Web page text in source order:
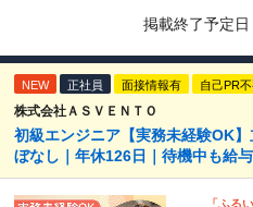
掲載終了予定日
NEW 正社員 面接情報有 自己PR
株式会社ＡＳＶＥＮＴＯ
初級エンジニア【実務未経験OK
ぼなし｜年休126日｜待機中も給
「ふる